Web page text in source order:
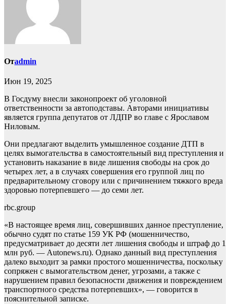
Отadmin
Июн 19, 2025
В Госдуму внесли законопроект об уголовной
ответственности за автоподставы. Авторами инициативы
является группа депутатов от ЛДПР во главе с Ярославом
Ниловым.
Они предлагают выделить умышленное создание ДТП в
целях вымогательства в самостоятельный вид преступления и
установить наказание в виде лишения свободы на срок до
четырех лет, а в случаях совершения его группой лиц по
предварительному сговору или с причинением тяжкого вреда
здоровью потерпевшего — до семи лет.
rbc.group
«В настоящее время лиц, совершивших данное преступление,
обычно судят по статье 159 УК РФ (мошенничество,
предусматривает до десяти лет лишения свободы и штраф до 1
млн руб. — Autonews.ru). Однако данный вид преступления
далеко выходит за рамки простого мошенничества, поскольку
сопряжен с вымогательством денег, угрозами, а также с
нарушением правил безопасности движения и повреждением
транспортного средства потерпевших», — говорится в
пояснительной записке.